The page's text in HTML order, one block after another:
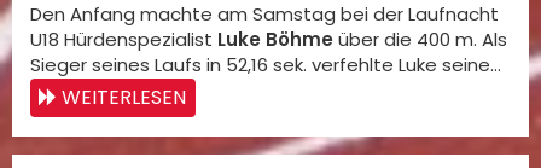
Den Anfang machte am Samstag bei der Laufnacht
U18 Hürdenspezialist Luke Böhmeüber die 400 m. Als
Sieger seines Laufs in 52,16 sek. verfehlte Luke seine…
WEITERLESEN